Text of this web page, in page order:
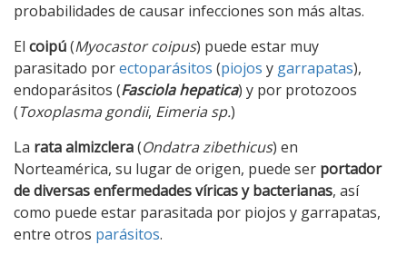
probabilidades de causar infecciones son más altas.
El coipú(Myocastor coipus) puede estar muy
parasitado porectoparásitos (piojos y garrapatas),
endoparásitos (Fasciola hepatica) y por protozoos
(Toxoplasma gondii, Eimeria sp.)
La rata almizclera(Ondatra zibethicus) en
Norteamérica, su lugar de origen, puede ser portador
de diversas enfermedades víricas y bacterianas, así
como puede estar parasitada por piojos y garrapatas,
entre otros parásitos.